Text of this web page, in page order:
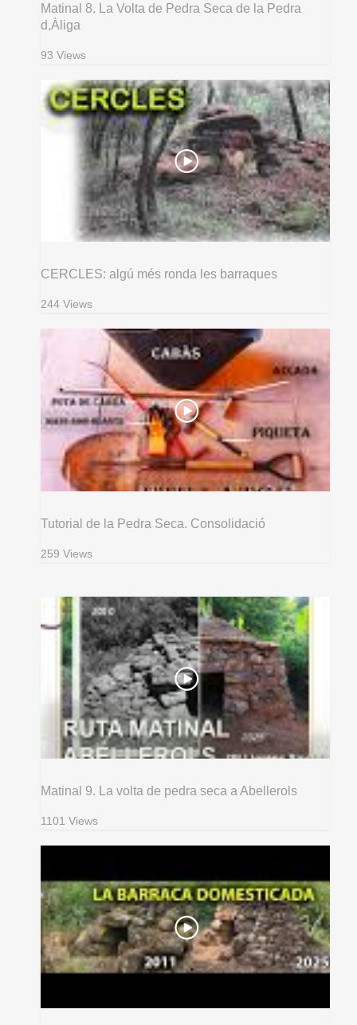
Matinal 8. La Volta de Pedra Seca de la Pedra
d,Àliga
93 Views
CERCLES: algú més ronda les barraques
244 Views
Tutorial de la Pedra Seca. Consolidació
259 Views
Matinal 9. La volta de pedra seca a Abellerols
1101 Views